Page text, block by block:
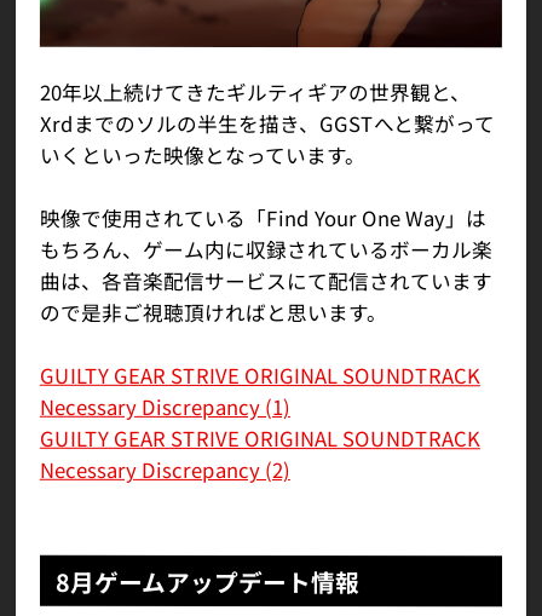
20年以上続けてきたギルティギアの世界観と、
Xrdまでのソルの半生を描き、GGSTへと繋がって
いくといった映像となっています。
映像で使用されている「Find Your One Way」は
もちろん、ゲーム内に収録されているボーカル楽
曲は、各音楽配信サービスにて配信されています
ので是非ご視聴頂ければと思います。
GUILTY GEAR STRIVE ORIGINAL SOUNDTRACK
Necessary Discrepancy (1)
GUILTY GEAR STRIVE ORIGINAL SOUNDTRACK
Necessary Discrepancy (2)
8月ゲームアップデート情報